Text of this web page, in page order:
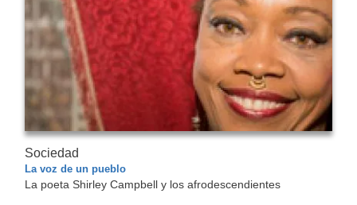
Sociedad
La voz de un pueblo
La poeta Shirley Campbell y los afrodescendientes